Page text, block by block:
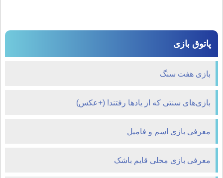
پاتوق بازی
بازی هفت سنگ
بازی‌های سنتی که از یادها رفتند! (+عکس)
معرفی بازی اسم و فامیل
معرفی بازی محلی قایم باشک